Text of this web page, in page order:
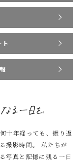
ト
十年経っても、振り返
撮影時間。
私たちが
写真と記憶に残る一日